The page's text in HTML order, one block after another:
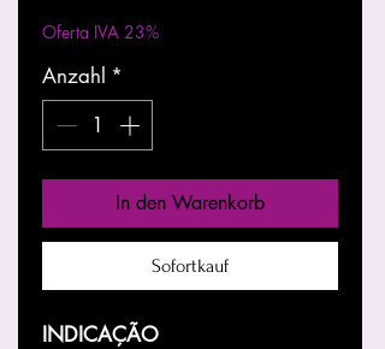
Oferta IVA 23%
Anzahl *
In den Warenkorb
Sofortkauf
INDICAÇÃO